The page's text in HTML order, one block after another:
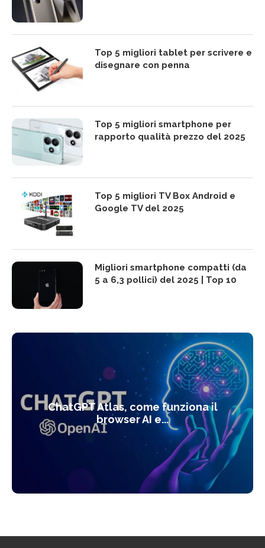
Top 5 migliori tablet per scrivere e
disegnare con penna
Top 5 migliori smartphone per
rapporto qualità prezzo del 2025
Top 5 migliori TV Box Android e
Google TV del 2025
Migliori smartphone compatti (da
5 a 6,3 pollici) del 2025 | Top 10
ChatGPT Atlas, come funziona il
browser AI e...